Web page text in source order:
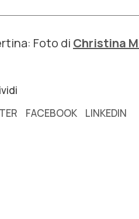
Foto di Christina
FACEBOOK LINKEDIN